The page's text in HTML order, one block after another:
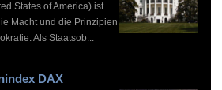
States of America) ist
Macht und die Prinzipien
Als Staatsob...
DAX